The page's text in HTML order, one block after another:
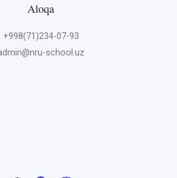
Aloqa
+998(71)234-07-93
school.uz